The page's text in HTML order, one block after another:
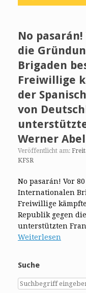
No
die
Brigaden
Freiwillige
der
von
Werner Abel
Veröffentlicht am:
KFSR
No pasarán! Vor
Internationalen
Freiwillige
Republik gegen
unterstützten
Weiterlesen
Suche